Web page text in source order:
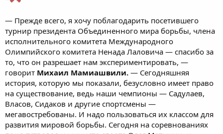
— Прежде всего, я хочу поблагодарить посетившего
турнир президента Объединенного мира борьбы, члена
исполнительного комитета Международного
Олимпийского комитета Ненада Лаловича — спасибо за
то, что он разрешает нам экспериментировать, —
говорит Михаил Мамиашвили. — Сегодняшняя
история, которую мы показали, безусловно имеет право
на существование, ведь наши чемпионы — Садулаев,
Власов, Сидаков и другие спортсмены —
мегавостребованы. И надо пользоваться их классом для
развития мировой борьбы. Сегодня на соревнованиях